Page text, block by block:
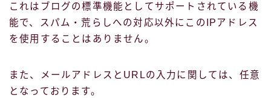
これはブログの標準機能としてサポートされている機
能で、スパム・荒らしへの対応以外にこのIPアドレス
を使用することはありません。
また、メールアドレスとURLの入力に関しては、任意
となっております。